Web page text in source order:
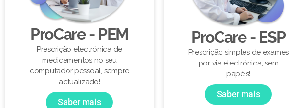
ProCare - PEM
Prescrição electrónica de
medicamentos no seu
computador pessoal, sempre
actualizado!
Saber mais
ProCare - ESP
Prescrição simples de exames
por via electrónica, sem
papéis!
Saber mais